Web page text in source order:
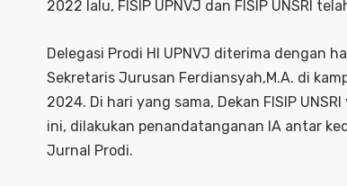
2022 lalu, FISIP UPNVJ dan FISIP UNSRI
Delegasi Prodi HI UPNVJ diterima dengan
Sekretaris Jurusan Ferdiansyah,M.A. di
2024. Di hari yang sama, Dekan FISIP
ini, dilakukan penandatanganan IA antar
Jurnal Prodi.